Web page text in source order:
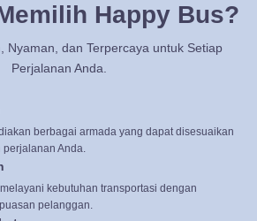
Happy Bus?
Nyaman, dan Terpercaya untuk Setiap
Perjalanan Anda.
berbagai armada yang dapat disesuaikan
Anda.
kebutuhan transportasi dengan
pelanggan.